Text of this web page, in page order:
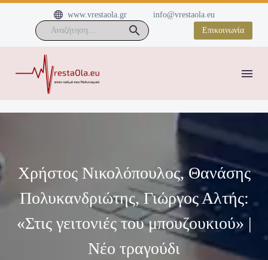

 www.vrestaola.gr
info@vrestaola.eu
Επικοινωνία
Χρήστος Νικολόπουλος, Θανάσης
Πολυκανδριώτης, Γιώργος Αλτής:
«Στις γειτονιές του μπουζουκιού» |
Νέο τραγούδι